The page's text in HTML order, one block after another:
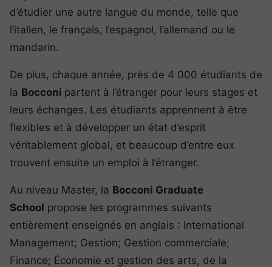
d’étudier une autre langue du monde, telle que
l’italien, le français, l’espagnol, l’allemand ou le
mandarin.
De plus, chaque année, près de 4 000 étudiants de
la Bocconi partent à l’étranger pour leurs stages et
leurs échanges. Les étudiants apprennent à être
flexibles et à développer un état d’esprit
véritablement global, et beaucoup d’entre eux
trouvent ensuite un emploi à l’étranger.
Au niveau Master, la Bocconi Graduate
School propose les programmes suivants
entièrement enseignés en anglais : International
Management; Gestion; Gestion commerciale;
Finance; Économie et gestion des arts, de la